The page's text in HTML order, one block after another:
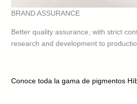
BRAND ASSURANCE
Better quality assurance, with strict
research and development to
Conoce toda la gama de pigmentos